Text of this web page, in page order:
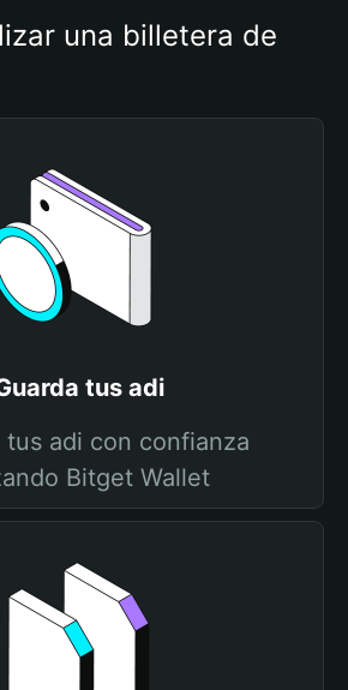
una billetera de
tus adi
tus adi con confianza
Bitget Wallet